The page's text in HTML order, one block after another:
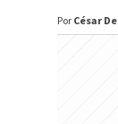
Por César